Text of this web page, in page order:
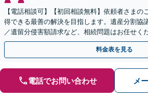
【電話相談可】【初回相談無料】依頼者さまの
得できる最善の解決を目指します。遺産分割協
／遺留分侵害額請求など、相続問題はお任せく
紛争化したトラブルのご相談も対応します【神
料金表を見る
電話でお問い合わせ メ